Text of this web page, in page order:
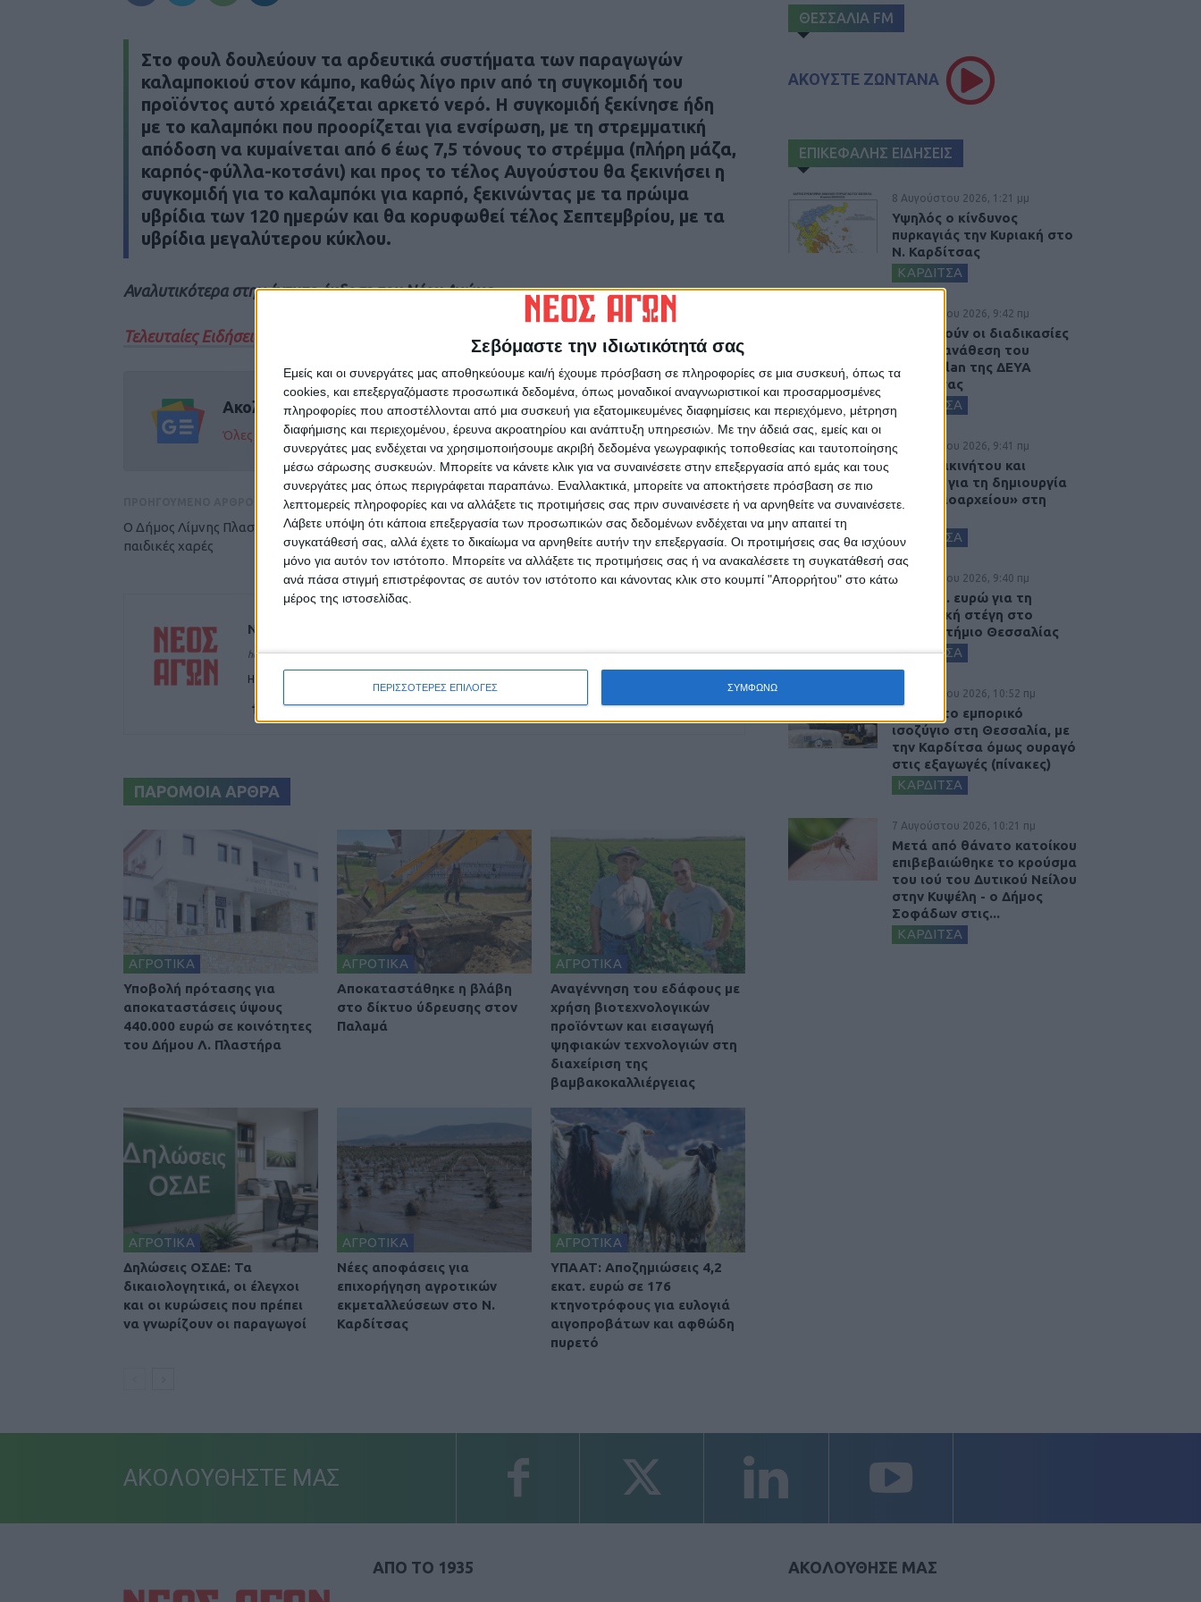
Σεβόμαστε την ιδιωτικότητά σας
Εμείς και οι συνεργάτες μας αποθηκεύουμε και/ή έχουμε πρόσβαση σε πληροφορίες σε μια συσκευή, όπως τα
cookies, και επεξεργαζόμαστε προσωπικά δεδομένα, όπως μοναδικοί αναγνωριστικοί και προσαρμοσμένες
πληροφορίες που αποστέλλονται από μια συσκευή για εξατομικευμένες διαφημίσεις και περιεχόμενο, μέτρηση
διαφήμισης και περιεχομένου, έρευνα ακροατηρίου και ανάπτυξη υπηρεσιών. Με την άδειά σας, εμείς και οι
συνεργάτες μας ενδέχεται να χρησιμοποιήσουμε ακριβή δεδομένα γεωγραφικής τοποθεσίας και ταυτοποίησης
μέσω σάρωσης συσκευών. Μπορείτε να κάνετε κλικ για να συναινέσετε στην επεξεργασία από εμάς και τους
συνεργάτες μας όπως περιγράφεται παραπάνω. Εναλλακτικά, μπορείτε να αποκτήσετε πρόσβαση σε πιο
λεπτομερείς πληροφορίες και να αλλάξετε τις προτιμήσεις σας πριν συναινέσετε ή να αρνηθείτε να συναινέσετε.
Λάβετε υπόψη ότι κάποια επεξεργασία των προσωπικών σας δεδομένων ενδέχεται να μην απαιτεί τη
συγκατάθεσή σας, αλλά έχετε το δικαίωμα να αρνηθείτε αυτήν την επεξεργασία. Οι προτιμήσεις σας θα ισχύουν
μόνο για αυτόν τον ιστότοπο. Μπορείτε να αλλάξετε τις προτιμήσεις σας ή να ανακαλέσετε τη συγκατάθεσή σας
ανά πάσα στιγμή επιστρέφοντας σε αυτόν τον ιστότοπο και κάνοντας κλικ στο κουμπί "Απορρήτου" στο κάτω
μέρος της ιστοσελίδας.
ΠΕΡΙΣΣΟΤΕΡΕΣ ΕΠΙΛΟΓΕΣ ΣΥΜΦΩΝΩ
Στο φουλ δουλεύουν τα αρδευτικά συστήματα των παραγωγών
καλαμποκιού στον κάμπο, καθώς λίγο πριν από τη συγκομιδή του
προϊόντος αυτό χρειάζεται αρκετό νερό. Η συγκομιδή ξεκίνησε ήδη
με το καλαμπόκι που προορίζεται για ενσίρωση, με τη στρεμματική
απόδοση να κυμαίνεται από 6 έως 7,5 τόνους το στρέμμα (πλήρη μάζα,
καρπός-φύλλα-κοτσάνι) και προς το τέλος Αυγούστου θα ξεκινήσει η
συγκομιδή για το καλαμπόκι για καρπό, ξεκινώντας με τα πρώιμα
υβρίδια των 120 ημερών και θα κορυφωθεί τέλος Σεπτεμβρίου, με τα
υβρίδια μεγαλύτερου κύκλου.
Αναλυτικότερα στην έντυπη έκδοση του Νέου Αγώνα
Τελευταίες Ειδήσεις Σήμερα
Ακολούθησε την εφημερίδα ΝΕΟΣ ΑΓΩΝ στο Google News!
Όλες οι εξελίξεις στην περιοχή της Καρδίτσας και ευρύτερα της Θεσσαλίας
Ο Δήμος Λίμνης Πλαστήρα εκσυγχρονίζει τις
παιδικές χαρές
ΕΠΟΜΕΝΟ ΑΡΘΡΟ
ΑΝΤΙΔΡΑΣΕΙΣ ΓΙΑ ΤΟ ΠΛΑΦΟΝ ΣΤΟ ΩΡΑΡΙΟ
ΛΕΙΤΟΥΡΓΙΑΣ
ΝΕΟΣ ΑΓΩΝ
https://neosagon.gr
Η Αρχαιότερη Καθημερινή Πρωινή Εφημερίδα της Καρδίτσας
ΠΑΡΟΜΟΙΑ ΑΡΘΡΑ
ΑΓΡΟΤΙΚΑ
Υποβολή πρότασης για
αποκαταστάσεις ύψους
440.000 ευρώ σε κοινότητες
του Δήμου Λ. Πλαστήρα
ΑΓΡΟΤΙΚΑ
Αποκαταστάθηκε η βλάβη
στο δίκτυο ύδρευσης στον
Παλαμά
ΑΓΡΟΤΙΚΑ
Αναγέννηση του εδάφους με
χρήση βιοτεχνολογικών
προϊόντων και εισαγωγή
ψηφιακών τεχνολογιών στη
διαχείριση της
βαμβακοκαλλιέργειας
ΑΓΡΟΤΙΚΑ
Δηλώσεις ΟΣΔΕ: Τα
δικαιολογητικά, οι έλεγχοι
και οι κυρώσεις που πρέπει
να γνωρίζουν οι παραγωγοί
ΑΓΡΟΤΙΚΑ
Nέες αποφάσεις για
επιχορήγηση αγροτικών
εκμεταλλεύσεων στο Ν.
Καρδίτσας
ΑΓΡΟΤΙΚΑ
ΥΠΑΑΤ: Αποζημιώσεις 4,2
εκατ. ευρώ σε 176
κτηνοτρόφους για ευλογιά
αιγοπροβάτων και αφθώδη
πυρετό
ΘΕΣΣΑΛΙΑ FM
ΑΚΟΥΣΤΕ ΖΩΝΤΑΝΑ
ΕΠΙΚΕΦΑΛΗΣ ΕΙΔΗΣΕΙΣ
8 Αυγούστου 2026, 1:21 μμ
Υψηλός ο κίνδυνος
πυρκαγιάς την Κυριακή στο
Ν. Καρδίτσας
ΚΑΡΔΙΤΣΑ
8 Αυγούστου 2026, 9:42 πμ
Προχωρούν οι διαδικασίες
για την ανάθεση του
masterplan της ΔΕΥΑ
Καρδίτσας
ΚΑΡΔΙΤΣΑ
8 Αυγούστου 2026, 9:41 πμ
Δωρεά ακινήτου και
μελέτης για τη δημιουργία
«Κειμηλιοαρχείου» στη
ΚΑΡΔΙΤΣΑ
8 Αυγούστου 2026, 9:40 πμ
2,3 εκατ. ευρώ για τη
φοιτητική στέγη στο
Πανεπιστήμιο Θεσσαλίας
ΚΑΡΔΙΤΣΑ
7 Αυγούστου 2026, 10:52 πμ
Θετικό το εμπορικό
ισοζύγιο στη Θεσσαλία, με
την Καρδίτσα όμως ουραγό
στις εξαγωγές (πίνακες)
ΚΑΡΔΙΤΣΑ
7 Αυγούστου 2026, 10:21 πμ
Μετά από θάνατο κατοίκου
επιβεβαιώθηκε το κρούσμα
του ιού του Δυτικού Νείλου
στην Κυψέλη - ο Δήμος
Σοφάδων στις...
ΚΑΡΔΙΤΣΑ
ΑΚΟΛΟΥΘΗΣΤΕ ΜΑΣ
ΑΠΟ ΤΟ 1935 ΑΚΟΛΟΥΘΗΣΕ ΜΑΣ